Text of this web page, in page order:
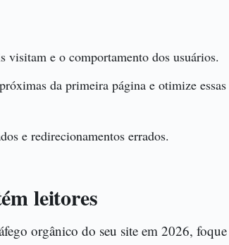
visitam e o comportamento dos usuários.
da primeira página e otimize essas
e redirecionamentos errados.
leitores
orgânico do seu site em 2026,